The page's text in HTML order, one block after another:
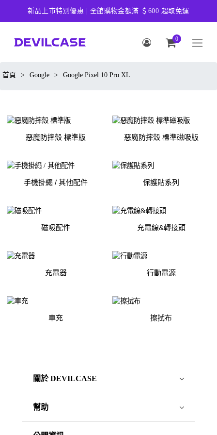
新品上市特別優惠 | 全館購物金額滿 ＄600 超取免運
0
首頁 > Google > Google Pixel 10 Pro XL
惡魔防摔殼 標準版 惡魔防摔殼 標準磁吸版
手機掛繩 / 其他配件 保護貼系列
磁吸配件 充電線&轉接頭
充電器 行動電源
車充 擦拭布
關於 DEVILCASE
幫助